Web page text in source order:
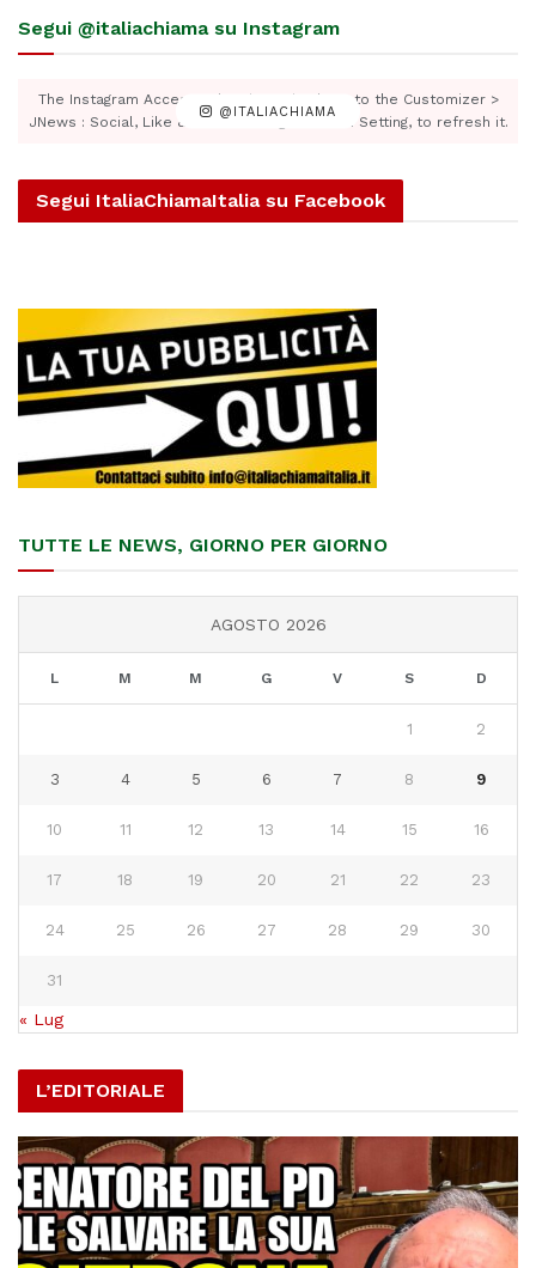
Segui @italiachiama su Instagram
@ITALIACHIAMA
The Instagram Access Token is expired, Go to the Customizer >
JNews : Social, Like & View > Instagram Feed Setting, to refresh it.
Segui ItaliaChiamaItalia su Facebook
TUTTE LE NEWS, GIORNO PER GIORNO
AGOSTO 2026
L M M G V S D
1 2
3 4 5 6 7 8 9
10 11 12 13 14 15 16
17 18 19 20 21 22 23
24 25 26 27 28 29 30
31
« Lug
L’EDITORIALE